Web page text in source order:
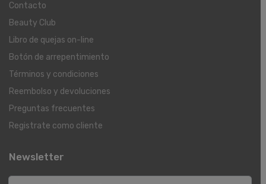
Contacto
Beauty Club
Libro de quejas on-line
Botón de arrepentimiento
Términos y condiciones
Reembolso y devoluciones
Preguntas frecuentes
Registrate como cliente
Newsletter